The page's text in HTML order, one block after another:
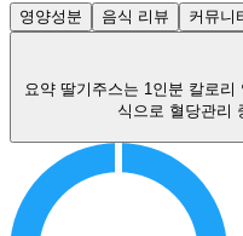
영양성분 음식 리뷰 커뮤니
요약 딸기주스는 1인분 칼로
식으로 혈당관리